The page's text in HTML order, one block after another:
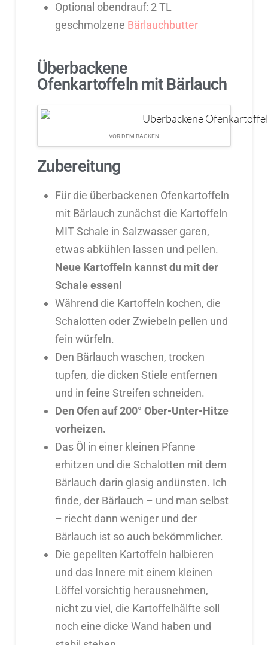
Optional obendrauf: 2 TL
geschmolzene Bärlauchbutter
Überbackene
Ofenkartoffeln mit Bärlauch
VOR DEM BACKEN
Zubereitung
Für die überbackenen Ofenkartoffeln
mit Bärlauch zunächst die Kartoffeln
MIT Schale in Salzwasser garen,
etwas abkühlen lassen und pellen.
Neue Kartoffeln kannst du mit der
Schale essen!
Während die Kartoffeln kochen, die
Schalotten oder Zwiebeln pellen und
fein würfeln.
Den Bärlauch waschen, trocken
tupfen, die dicken Stiele entfernen
und in feine Streifen schneiden.
Den Ofen auf 200° Ober-Unter-Hitze
vorheizen.
Das Öl in einer kleinen Pfanne
erhitzen und die Schalotten mit dem
Bärlauch darin glasig andünsten. Ich
finde, der Bärlauch – und man selbst
– riecht dann weniger und der
Bärlauch ist so auch bekömmlicher.
Die gepellten Kartoffeln halbieren
und das Innere mit einem kleinen
Löffel vorsichtig herausnehmen,
nicht zu viel, die Kartoffelhälfte soll
noch eine dicke Wand haben und